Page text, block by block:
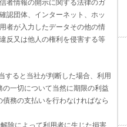
者情報の開示に関する法律のガ
認団体、インターネット、ホッ
者が入力したデータその他の情
反又は他人の権利を侵害する等
ると当社が判断した場合、利用
一切について当然に期限の利益
務の支払いを行わなければなら
除によって利用者に生じた損害